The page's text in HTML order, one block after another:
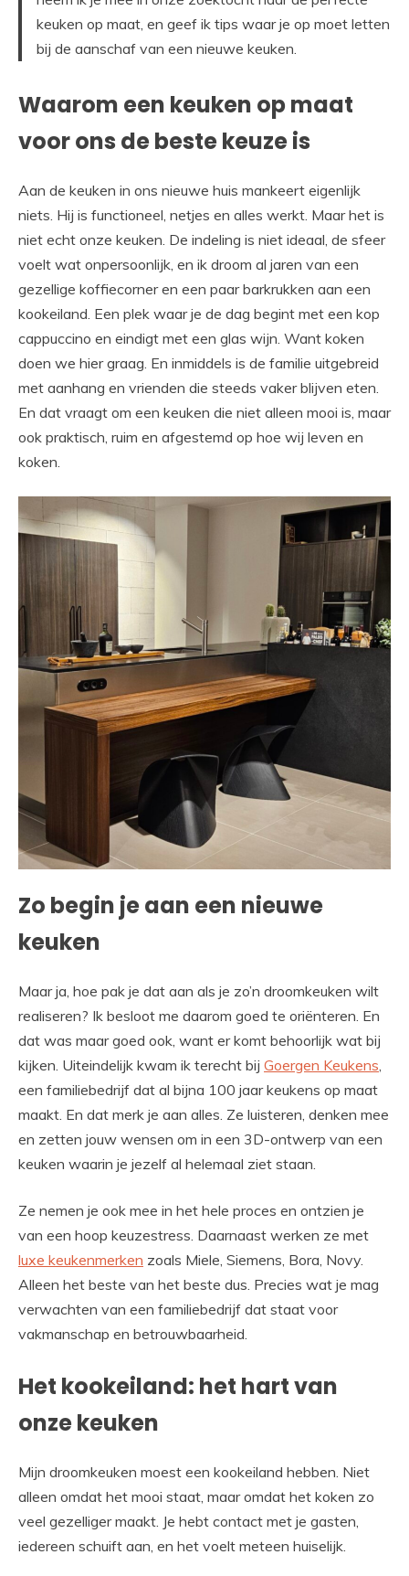
keuken op maat, en geef ik tips waar je op moet letten
bij de aanschaf van een nieuwe keuken.
Waarom een keuken op maat
voor ons de beste keuze is
Aan de keuken in ons nieuwe huis mankeert eigenlijk
niets. Hij is functioneel, netjes en alles werkt. Maar het is
niet echt onze keuken. De indeling is niet ideaal, de sfeer
voelt wat onpersoonlijk, en ik droom al jaren van een
gezellige koffiecorner en een paar barkrukken aan een
kookeiland. Een plek waar je de dag begint met een kop
cappuccino en eindigt met een glas wijn. Want koken
doen we hier graag. En inmiddels is de familie uitgebreid
met aanhang en vrienden die steeds vaker blijven eten.
En dat vraagt om een keuken die niet alleen mooi is, maar
ook praktisch, ruim en afgestemd op hoe wij leven en
koken.
Zo begin je aan een nieuwe
keuken
Maar ja, hoe pak je dat aan als je zo’n droomkeuken wilt
realiseren? Ik besloot me daarom goed te oriënteren. En
dat was maar goed ook, want er komt behoorlijk wat bij
kijken. Uiteindelijk kwam ik terecht bij Goergen Keukens,
een familiebedrijf dat al bijna 100 jaar keukens op maat
maakt. En dat merk je aan alles. Ze luisteren, denken mee
en zetten jouw wensen om in een 3D-ontwerp van een
keuken waarin je jezelf al helemaal ziet staan.
Ze nemen je ook mee in het hele proces en ontzien je
van een hoop keuzestress. Daarnaast werken ze met
luxe keukenmerken zoals Miele, Siemens, Bora, Novy.
Alleen het beste van het beste dus. Precies wat je mag
verwachten van een familiebedrijf dat staat voor
vakmanschap en betrouwbaarheid.
Het kookeiland: het hart van
onze keuken
Mijn droomkeuken moest een kookeiland hebben. Niet
alleen omdat het mooi staat, maar omdat het koken zo
veel gezelliger maakt. Je hebt contact met je gasten,
iedereen schuift aan, en het voelt meteen huiselijk.